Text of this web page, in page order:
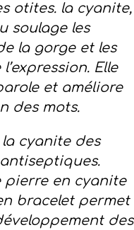
otites. la cyanite,
soulage les
la gorge et les
Elle
et améliore
des mots.
cyanite des
pierre en cyanite
bracelet permet
des